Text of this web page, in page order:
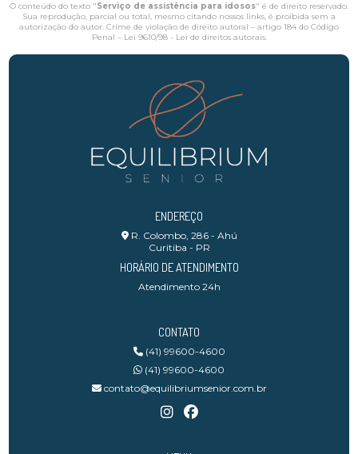
O conteúdo do texto "Serviço de assistência para idosos" é de direito reservado.
Sua reprodução, parcial ou total, mesmo citando nossos links, é proibida sem a
autorização do autor. Crime de violação de direito autoral – artigo 184 do Código
Penal – Lei 9610/98 - Lei de direitos autorais.
ENDEREÇO
R. Colombo, 286 - Ahú
Curitiba - PR
HORÁRIO DE ATENDIMENTO
Atendimento 24h
CONTATO
(41) 99600-4600
(41) 99600-4600
contato@equilibriumsenior.com.br